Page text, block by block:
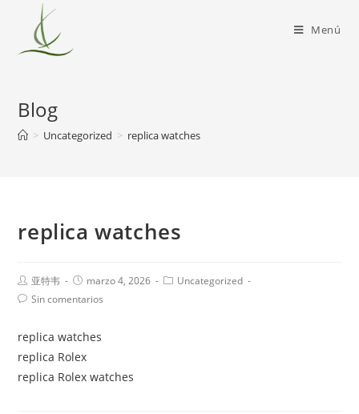
Menú
Blog
> Uncategorized > replica watches
replica watches
亚特韦 marzo 4, 2026
Uncategorized
Sin comentarios
replica watches
replica Rolex
replica Rolex watches